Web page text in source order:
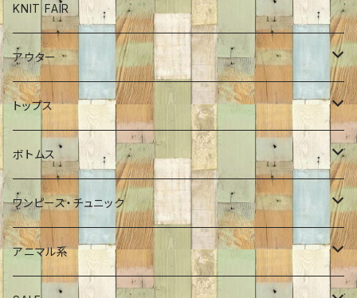
ボトム
インナーカットソー
ワンピース
チュニック
Tシャツ
シャツ
KNIT FAIR
アウター
ブルゾン
コート
ポンチョ
ジャケット
トップス
ロンT
インナーカットソー
プルオーバー
ボトムス
パンツ
スカート
ワンピース・チュニック
ワンピース
アニマル系